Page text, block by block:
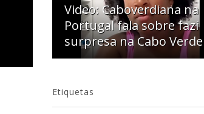
Video: Caboverdiana na
Portugal fala sobre fazi
surpresa na Cabo Verde
Etiquetas